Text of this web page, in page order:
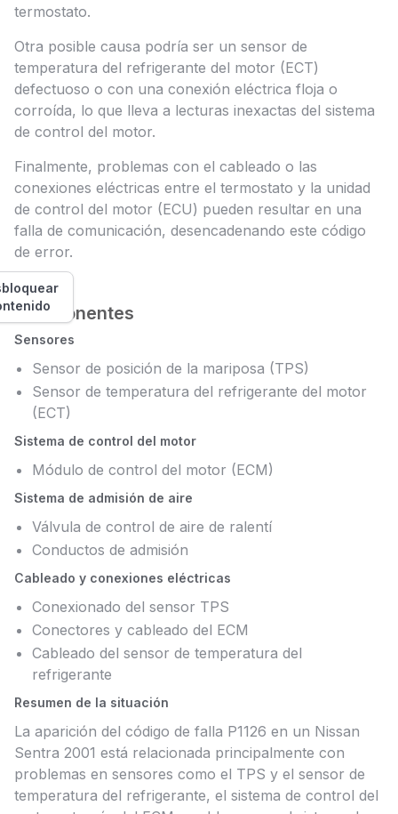
termostato.
Otra posible causa podría ser un sensor de
temperatura del refrigerante del motor (ECT)
defectuoso o con una conexión eléctrica floja o
corroída, lo que lleva a lecturas inexactas del sistema
de control del motor.
Finalmente, problemas con el cableado o las
conexiones eléctricas entre el termostato y la unidad
de control del motor (ECU) pueden resultar en una
falla de comunicación, desencadenando este código
de error.
Componentes
Sensores
Sensor de posición de la mariposa (TPS)
Sensor de temperatura del refrigerante del motor
(ECT)
Sistema de control del motor
Módulo de control del motor (ECM)
Sistema de admisión de aire
Válvula de control de aire de ralentí
Conductos de admisión
Cableado y conexiones eléctricas
Conexionado del sensor TPS
Conectores y cableado del ECM
Cableado del sensor de temperatura del
refrigerante
Resumen de la situación
La aparición del código de falla P1126 en un Nissan
Sentra 2001 está relacionada principalmente con
problemas en sensores como el TPS y el sensor de
temperatura del refrigerante, el sistema de control del